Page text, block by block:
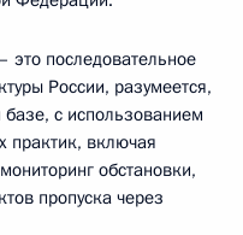
это последовательное
России, разумеется,
с использованием
практик, включая
обстановки,
пропуска через